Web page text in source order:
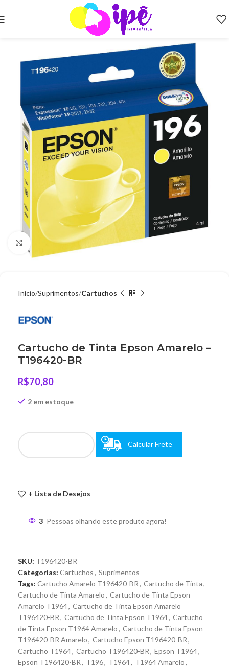
Clique para ampliar
Início Suprimentos Cartuchos
Cartucho de Tinta Epson Amarelo –
T196420-BR
R$70,80
2 em estoque
Calcular Frete
+ Lista de Desejos
3 Pessoas olhando este produto agora!
SKU: T196420-BR
Categorias: Cartuchos, Suprimentos
Tags: Cartucho Amarelo T196420-BR, Cartucho de Tinta,
Cartucho de Tinta Amarelo, Cartucho de Tinta Epson
Amarelo T1964, Cartucho de Tinta Epson Amarelo
T196420-BR, Cartucho de Tinta Epson T1964, Cartucho
de Tinta Epson T1964 Amarelo, Cartucho de Tinta Epson
T196420-BR Amarelo, Cartucho Epson T196420-BR,
Cartucho T1964, Cartucho T196420-BR, Epson T1964,
Epson T196420-BR, T196, T1964, T1964 Amarelo,